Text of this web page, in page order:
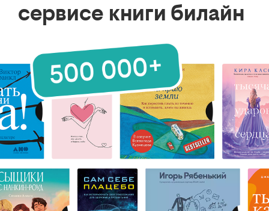
сервисе книги билайн